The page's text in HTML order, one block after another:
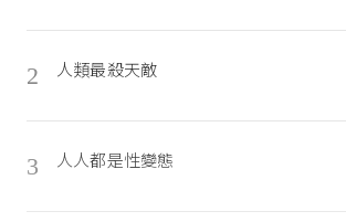
2 人類最殺天敵
3 人人都是性變態